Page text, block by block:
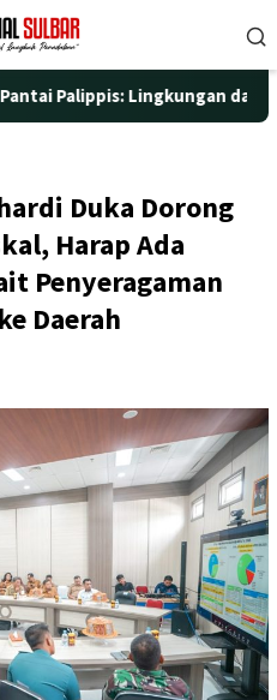
Lingkungan dan
Duka Dorong
Harap Ada
Penyeragaman
Daerah